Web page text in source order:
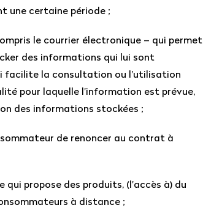
une certaine période ;
le courrier électronique – qui permet
des informations qui lui sont
facilite la consultation ou l’utilisation
pour laquelle l’information est prévue,
des informations stockées ;
de renoncer au contrat à
qui propose des produits, (l’accès à) du
à distance ;